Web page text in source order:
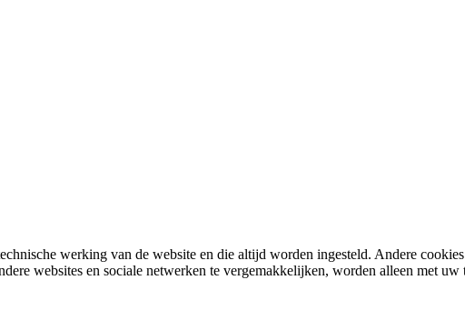
werking van de website en die altijd worden ingesteld. Andere
websites en sociale netwerken te vergemakkelijken, worden alleen met uw